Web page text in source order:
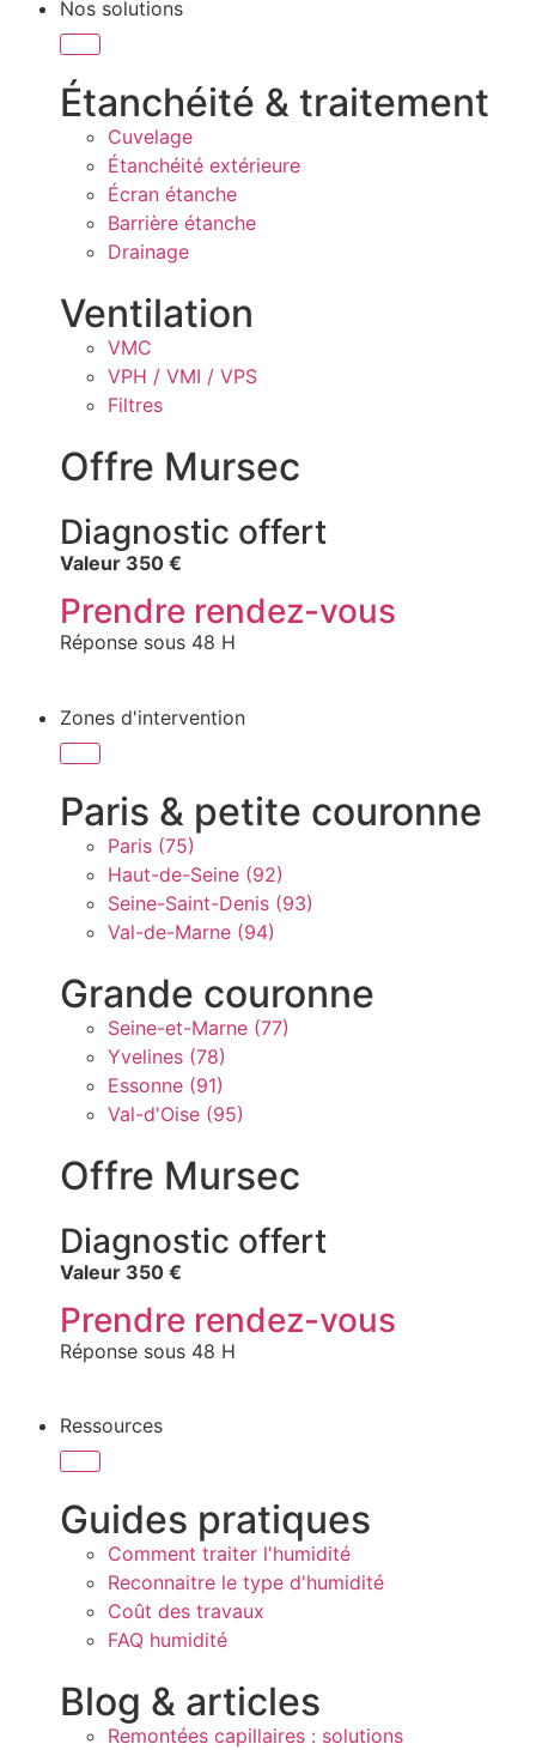
Nos solutions
Étanchéité & traitement
Cuvelage
Étanchéité extérieure
Écran étanche
Barrière étanche
Drainage
Ventilation
VMC
VPH / VMI / VPS
Filtres
Offre Mursec
Diagnostic offert
Valeur 350 €
Prendre rendez-vous
Réponse sous 48 H
Zones d'intervention
Paris & petite couronne
Paris (75)
Haut-de-Seine (92)
Seine-Saint-Denis (93)
Val-de-Marne (94)
Grande couronne
Seine-et-Marne (77)
Yvelines (78)
Essonne (91)
Val-d'Oise (95)
Offre Mursec
Diagnostic offert
Valeur 350 €
Prendre rendez-vous
Réponse sous 48 H
Ressources
Guides pratiques
Comment traiter l'humidité
Reconnaitre le type d'humidité
Coût des travaux
FAQ humidité
Blog & articles
Remontées capillaires : solutions